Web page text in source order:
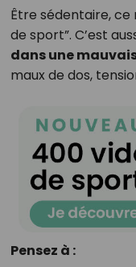
Être sédentaire, ce
de sport”. C’est
dans une
maux de dos,
Pensez à :